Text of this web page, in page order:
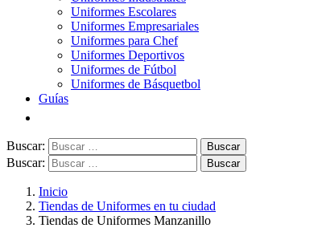
Uniformes Escolares
Uniformes Empresariales
Uniformes para Chef
Uniformes Deportivos
Uniformes de Fútbol
Uniformes de Básquetbol
Guías
Buscar:
Buscar:
Inicio
Tiendas de Uniformes en tu ciudad
Tiendas de Uniformes Manzanillo